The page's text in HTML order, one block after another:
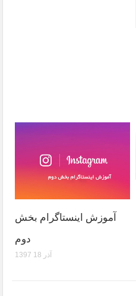
آموزش اینستاگرام بخش
دوم
1397 آذر 18